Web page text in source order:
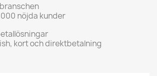
nöjda kunder
kort och direktbetalning